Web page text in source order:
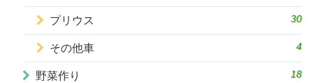
プリウス 30
その他車 4
野菜作り 18